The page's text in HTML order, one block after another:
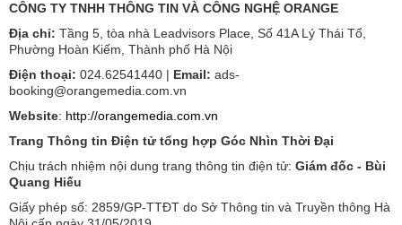
CÔNG TY TNHH THÔNG TIN VÀ CÔNG NGHỆ ORANGE
Địa chỉ: Tầng 5, tòa nhà Leadvisors Place, Số 41A Lý Thái Tổ,
Phường Hoàn Kiếm, Thành phố Hà Nội
Điện thoại: 024.62541440 | Email: ads-
booking@orangemedia.com.vn
Website: http://orangemedia.com.vn
Trang Thông tin Điện tử tổng hợp Góc Nhìn Thời Đại
Chịu trách nhiệm nội dung trang thông tin điện tử: Giám đốc - Bùi
Quang Hiếu
Giấy phép số: 2859/GP-TTĐT do Sở Thông tin và Truyền thông Hà